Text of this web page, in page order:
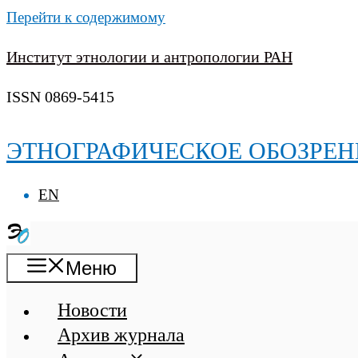
Перейти к содержимому
Институт этнологии и антропологии РАН
ISSN 0869-5415
ЭТНОГРАФИЧЕСКОЕ
EN
Меню
Новости
Архив журнала